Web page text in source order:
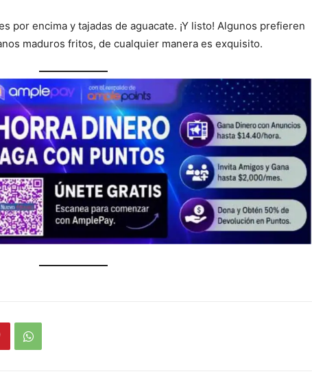
por encima y tajadas de aguacate. ¡Y listo! Algunos prefieren
maduros fritos, de cualquier manera es exquisito.